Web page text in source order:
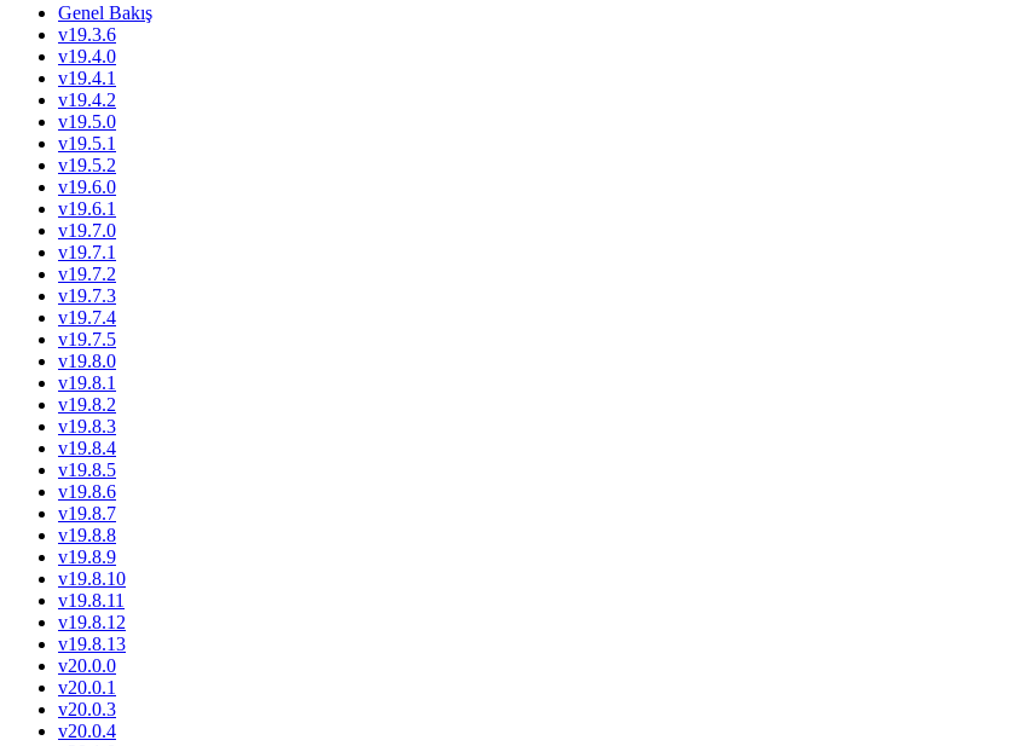
Genel Bakış
v19.3.6
v19.4.0
v19.4.1
v19.4.2
v19.5.0
v19.5.1
v19.5.2
v19.6.0
v19.6.1
v19.7.0
v19.7.1
v19.7.2
v19.7.3
v19.7.4
v19.7.5
v19.8.0
v19.8.1
v19.8.2
v19.8.3
v19.8.4
v19.8.5
v19.8.6
v19.8.7
v19.8.8
v19.8.9
v19.8.10
v19.8.11
v19.8.12
v19.8.13
v20.0.0
v20.0.1
v20.0.3
v20.0.4